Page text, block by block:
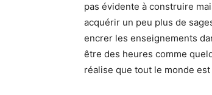
pas évidente à construire
acquérir un peu plus de
encrer les enseignements
être des heures comme
réalise que tout le monde est